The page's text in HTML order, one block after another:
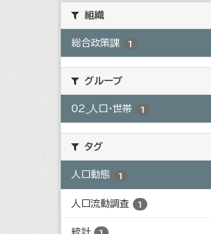
組織
総合政策課 1
グループ
02_人口・世帯 1
タグ
人口動態 1
人口流動調査 1
統計